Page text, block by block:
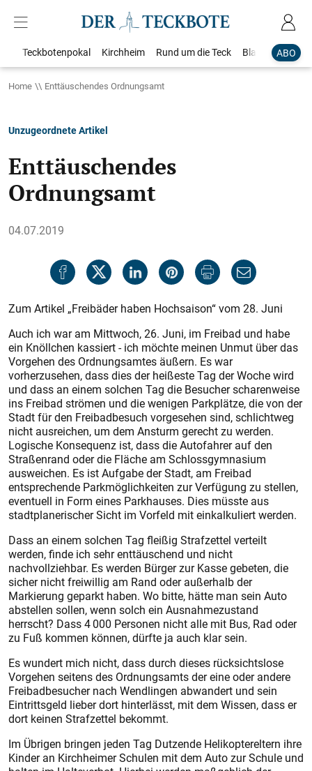
ABO
Teckbotenpokal Kirchheim Rund um die Teck Blaulicht
Home Enttäuschendes Ordnungsamt
Unzugeordnete Artikel
Enttäuschendes
Ordnungsamt
04.07.2019
Zum Artikel „Freibäder haben Hochsaison“ vom 28. Juni
Auch ich war am Mittwoch, 26. Juni, im Freibad und habe
ein Knöllchen kassiert - ich möchte meinen Unmut über das
Vorgehen des Ordnungsamtes äußern. Es war
vorherzusehen, dass dies der heißeste Tag der Woche wird
und dass an einem solchen Tag die Besucher scharenweise
ins Freibad strömen und die wenigen Parkplätze, die von der
Stadt für den Freibadbesuch vorgesehen sind, schlichtweg
nicht ausreichen, um dem Ansturm gerecht zu werden.
Logische Konsequenz ist, dass die Autofahrer auf den
Straßenrand oder die Fläche am Schlossgymnasium
ausweichen. Es ist Aufgabe der Stadt, am Freibad
entsprechende Parkmöglichkeiten zur Verfügung zu stellen,
eventuell in Form eines Parkhauses. Dies müsste aus
stadtplanerischer Sicht im Vorfeld mit einkalkuliert werden.
Dass an einem solchen Tag fleißig Strafzettel verteilt
werden, finde ich sehr enttäuschend und nicht
nachvollziehbar. Es werden Bürger zur Kasse gebeten, die
sicher nicht freiwillig am Rand oder außerhalb der
Markierung geparkt haben. Wo bitte, hätte man sein Auto
abstellen sollen, wenn solch ein Ausnahmezustand
herrscht? Dass 4 000 Personen nicht alle mit Bus, Rad oder
zu Fuß kommen können, dürfte ja auch klar sein.
Es wundert mich nicht, dass durch dieses rücksichtslose
Vorgehen seitens des Ordnungsamts der eine oder andere
Freibadbesucher nach Wendlingen abwandert und sein
Eintrittsgeld lieber dort hinterlässt, mit dem Wissen, dass er
dort keinen Strafzettel bekommt.
Im Übrigen bringen jeden Tag Dutzende Helikoptereltern ihre
Kinder an Kirchheimer Schulen mit dem Auto zur Schule und